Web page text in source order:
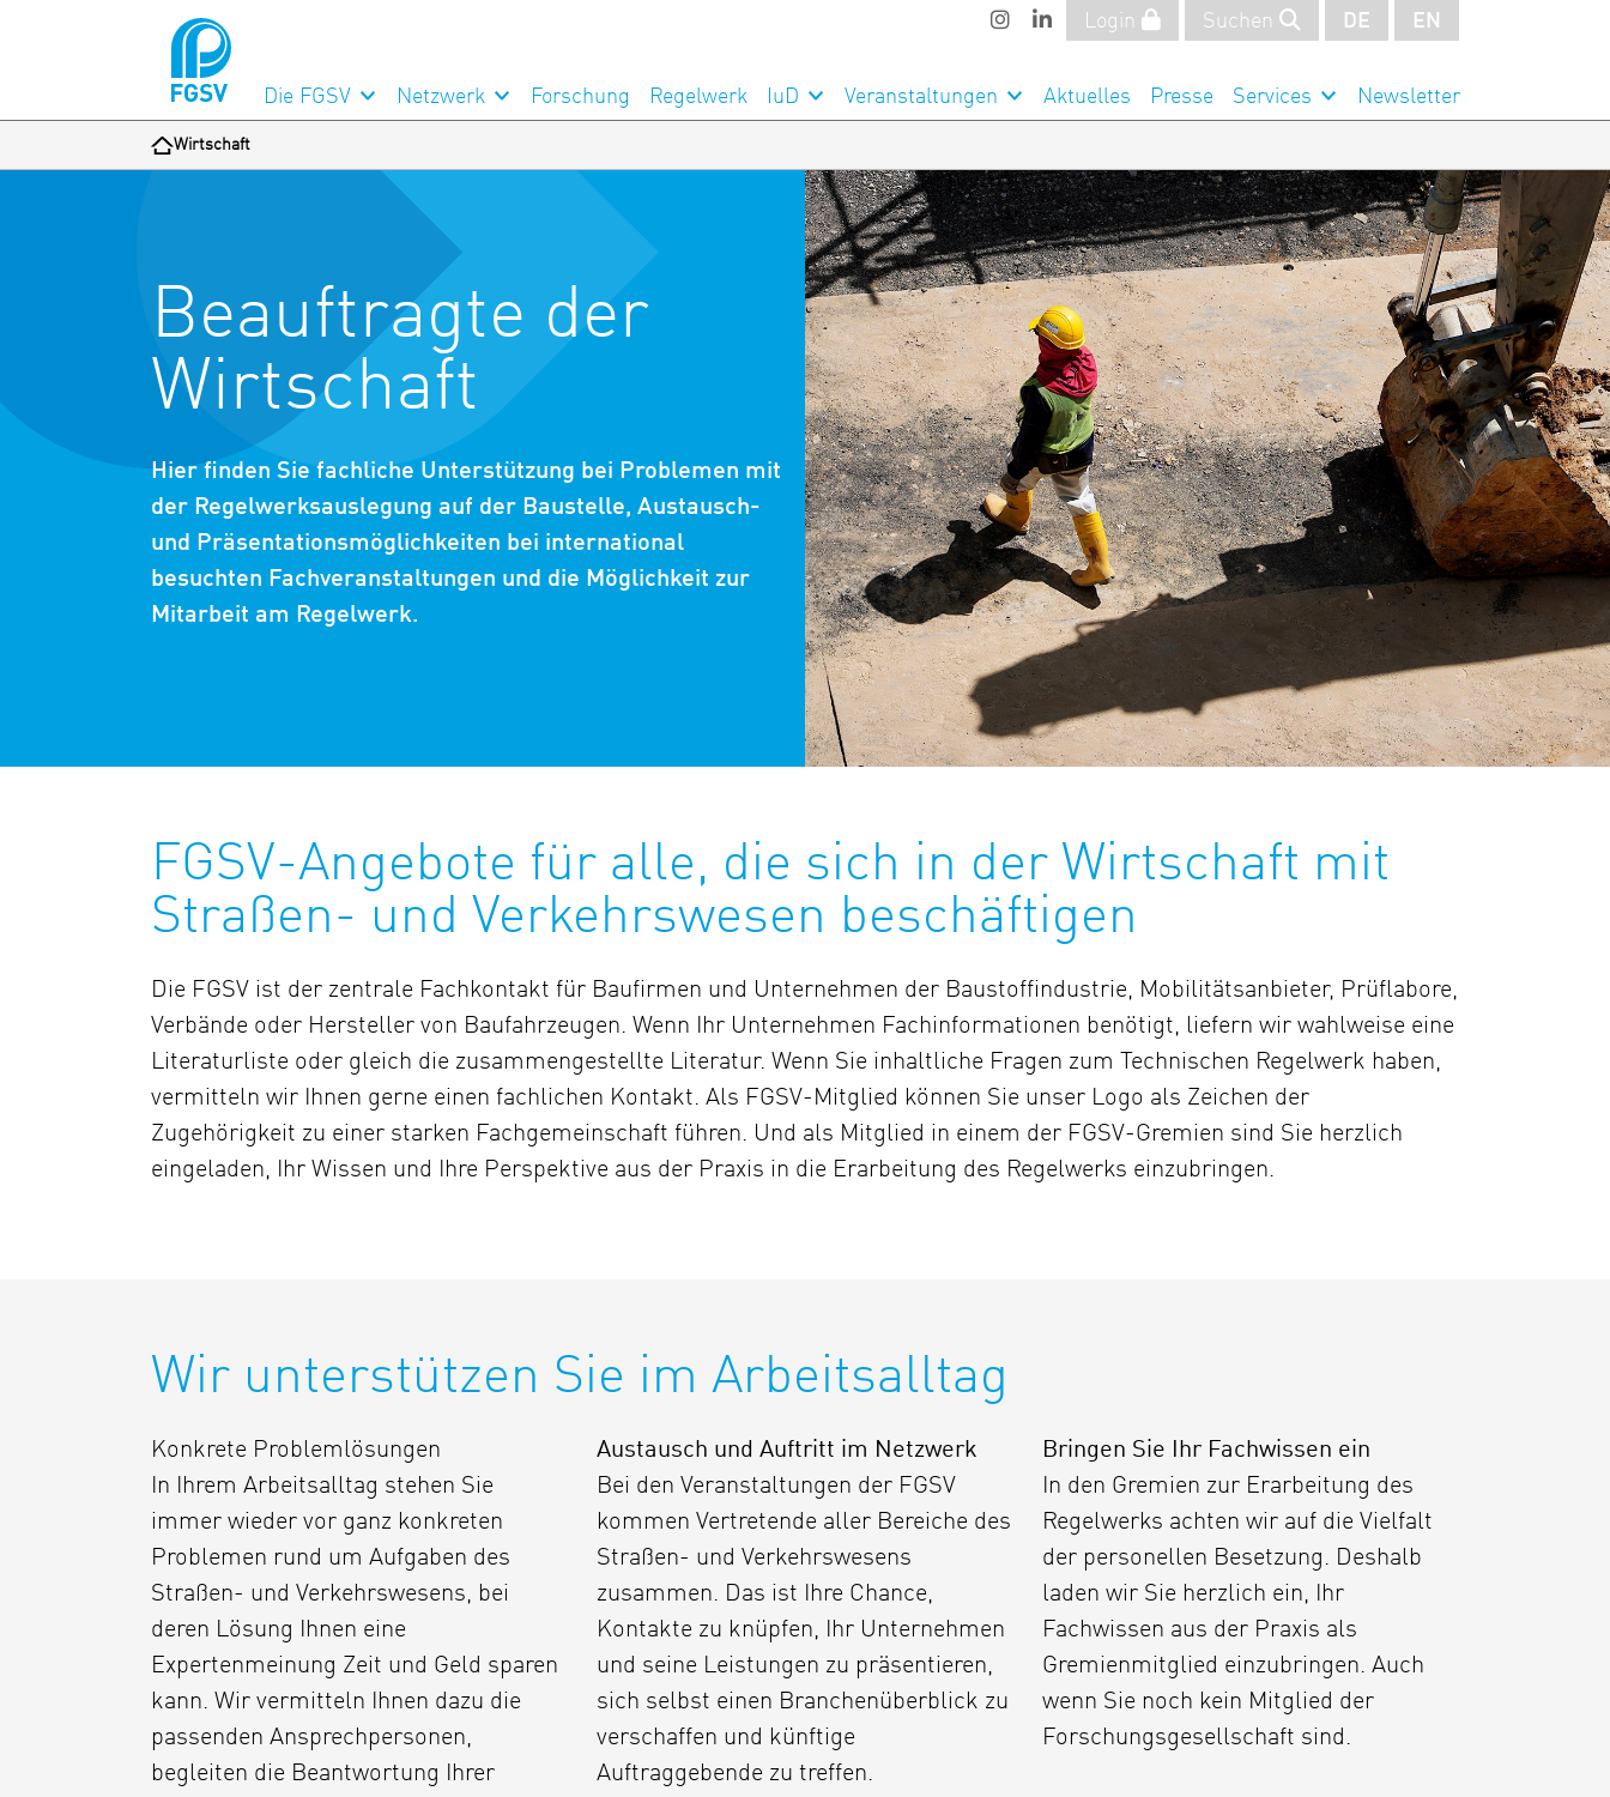
Die FGSV Netzwerk Forschung Regelwerk IuD Veranstaltungen Aktuelles Presse Services Newsletter
Login Suchen DE EN
Wirtschaft
Beauftragte der
Wirtschaft
Hier finden Sie fachliche Unterstützung bei Problemen mit
der Regelwerksauslegung auf der Baustelle, Austausch-
und Präsentationsmöglichkeiten bei international
besuchten Fachveranstaltungen und die Möglichkeit zur
Mitarbeit am Regelwerk.
FGSV-Angebote für alle, die sich in der Wirtschaft mit
Straßen- und Verkehrswesen beschäftigen
Die FGSV ist der zentrale Fachkontakt für Baufirmen und Unternehmen der Baustoffindustrie, Mobilitätsanbieter, Prüflabore,
Verbände oder Hersteller von Baufahrzeugen. Wenn Ihr Unternehmen Fachinformationen benötigt, liefern wir wahlweise eine
Literaturliste oder gleich die zusammengestellte Literatur. Wenn Sie inhaltliche Fragen zum Technischen Regelwerk haben,
vermitteln wir Ihnen gerne einen fachlichen Kontakt. Als FGSV-Mitglied können Sie unser Logo als Zeichen der
Zugehörigkeit zu einer starken Fachgemeinschaft führen. Und als Mitglied in einem der FGSV-Gremien sind Sie herzlich
eingeladen, Ihr Wissen und Ihre Perspektive aus der Praxis in die Erarbeitung des Regelwerks einzubringen.
Wir unterstützen Sie im Arbeitsalltag
Konkrete Problemlösungen
In Ihrem Arbeitsalltag stehen Sie
immer wieder vor ganz konkreten
Problemen rund um Aufgaben des
Straßen- und Verkehrswesens, bei
deren Lösung Ihnen eine
Expertenmeinung Zeit und Geld sparen
kann. Wir vermitteln Ihnen dazu die
passenden Ansprechpersonen,
begleiten die Beantwortung Ihrer
Austausch und Auftritt im Netzwerk
Bei den Veranstaltungen der FGSV
kommen Vertretende aller Bereiche des
Straßen- und Verkehrswesens
zusammen. Das ist Ihre Chance,
Kontakte zu knüpfen, Ihr Unternehmen
und seine Leistungen zu präsentieren,
sich selbst einen Branchenüberblick zu
verschaffen und künftige
Auftraggebende zu treffen.
Bringen Sie Ihr Fachwissen ein
In den Gremien zur Erarbeitung des
Regelwerks achten wir auf die Vielfalt
der personellen Besetzung. Deshalb
laden wir Sie herzlich ein, Ihr
Fachwissen aus der Praxis als
Gremienmitglied einzubringen. Auch
wenn Sie noch kein Mitglied der
Forschungsgesellschaft sind.